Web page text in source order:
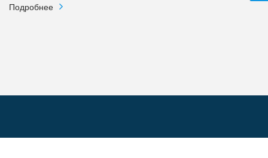
Подробнее